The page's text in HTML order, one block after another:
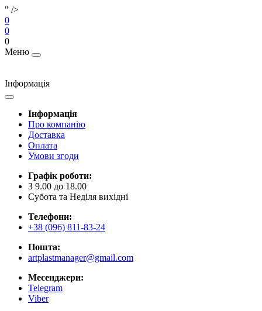
" />
0
0
0
Меню
Інформація
Інформація
Про компанію
Доставка
Оплата
Умови згоди
Графік роботи:
З 9.00 до 18.00
Субота та Неділя вихідні
Телефони:
+38 (096) 811-83-24
Пошта:
artplastmanager@gmail.com
Месенджери:
Telegram
Viber